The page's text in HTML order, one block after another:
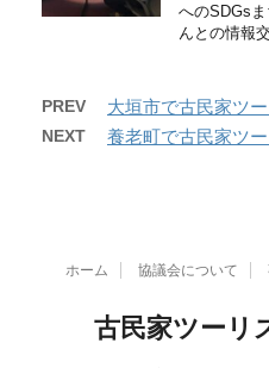
へのSDGs
んとの情報
PREV 大垣市で古民家ツ
NEXT 養老町で古民家ツ
ホーム 協議会について
古民家ツーリ